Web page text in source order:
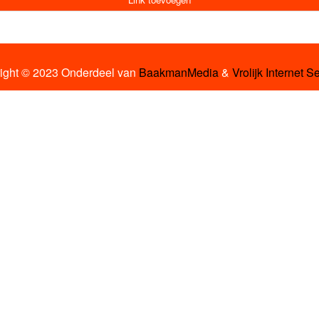
© 2023 Onderdeel van BaakmanMedia& Vrolijk Internet